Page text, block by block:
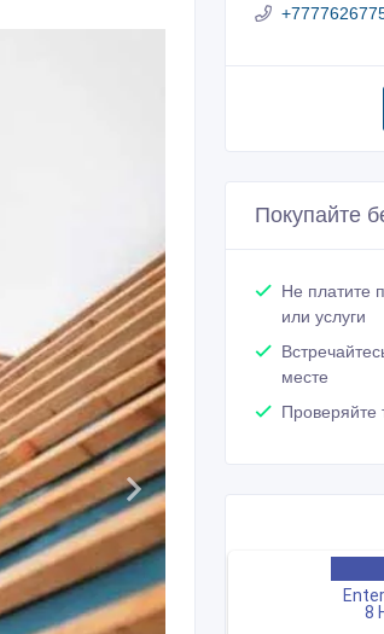
Покупайте
Не платите
или услуги
месте
Проверяйте